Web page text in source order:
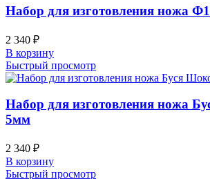
Набор для изготовления ножа
2 340 ₽
В корзину
Быстрый просмотр
Набор для изготовления ножа
5мм
2 340 ₽
В корзину
Быстрый просмотр